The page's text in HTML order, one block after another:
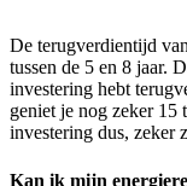
De terugverdientijd
tussen de 5 en 8 jaar.
investering hebt
geniet je nog zeker 15
investering dus, zeker
Kan ik mijn